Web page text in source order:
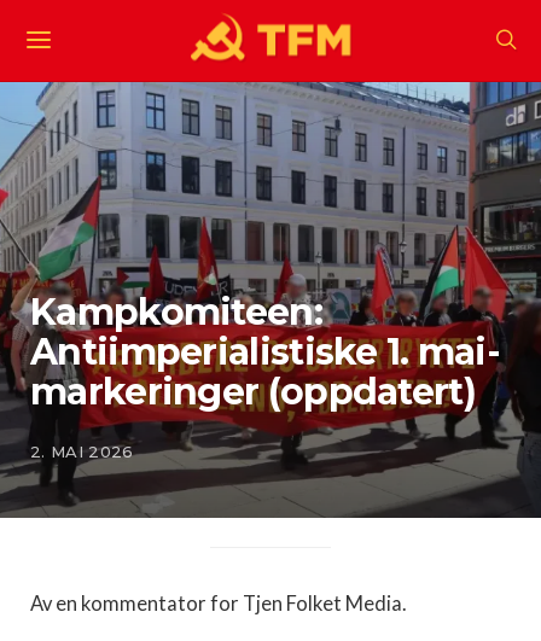
Kampkomiteen:
Antiimperialistiske 1. mai-
markeringer (oppdatert)
2. MAI 2026
Av en kommentator for Tjen Folket Media.